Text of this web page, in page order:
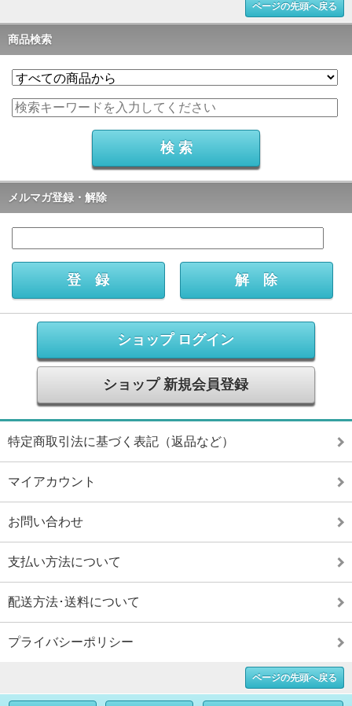
ページの先頭へ戻る
商品検索
メルマガ登録・解除
ショップ ログイン
ショップ 新規会員登録
特定商取引法に基づく表記（返品など）
マイアカウント
お問い合わせ
支払い方法について
配送方法･送料について
プライバシーポリシー
ページの先頭へ戻る